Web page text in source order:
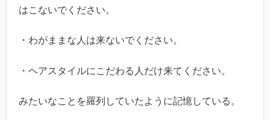
はこないでください。
・わがままな人は来ないでください。
・ヘアスタイルにこだわる人だけ来てください。
みたいなことを羅列していたように記憶している。